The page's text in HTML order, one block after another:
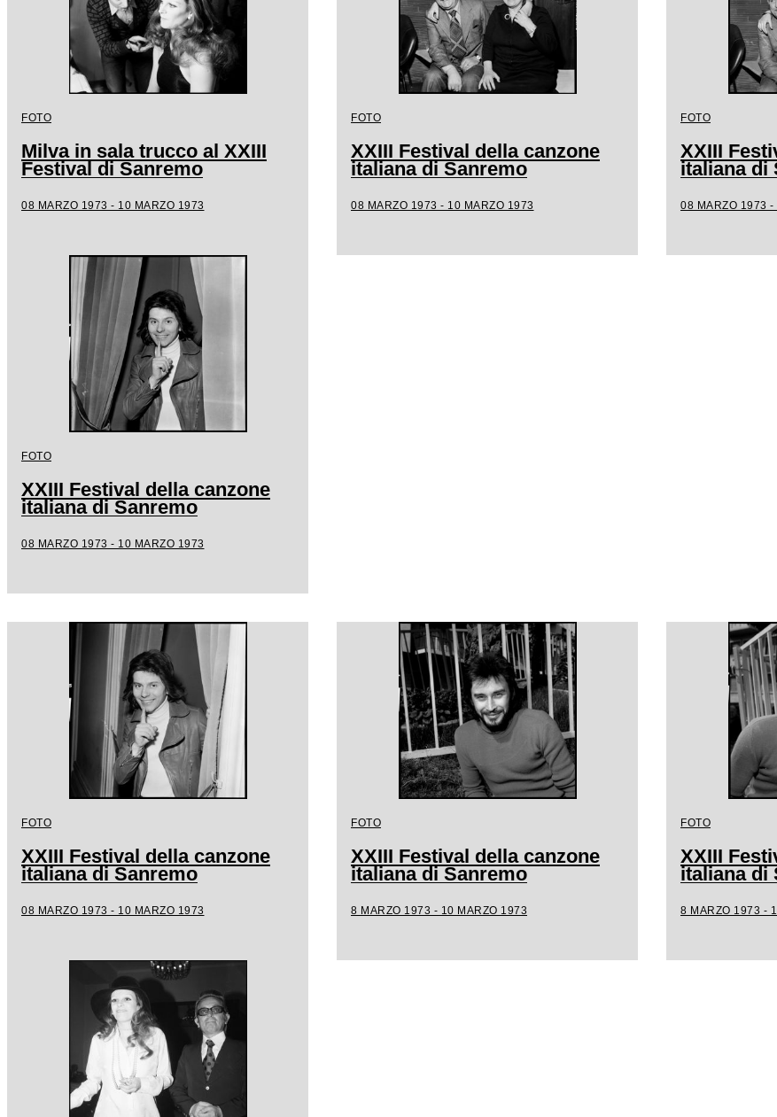
FOTO
Milva in sala trucco al XXIII
Festival di Sanremo
08 MARZO 1973 - 10 MARZO 1973
FOTO
XXIII Festival della canzone
italiana di Sanremo
08 MARZO 1973 - 10 MARZO 1973
FOTO
XXIII
italiana di
08 MARZO 1973 -
FOTO
XXIII Festival della canzone
italiana di Sanremo
08 MARZO 1973 - 10 MARZO 1973
FOTO
XXIII Festival della canzone
italiana di Sanremo
08 MARZO 1973 - 10 MARZO 1973
FOTO
XXIII Festival della canzone
italiana di Sanremo
8 MARZO 1973 - 10 MARZO 1973
FOTO
XXIII
italiana di
8 MARZO 1973 -